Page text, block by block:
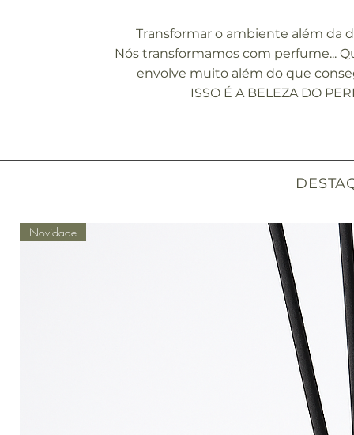
Transformar o ambiente além da
Nós transformamos com perfume...
envolve muito além do que
ISSO É A BELEZA DO
Novidade